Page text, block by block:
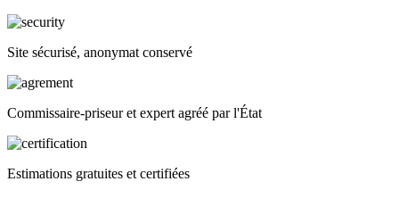
Site sécurisé, anonymat conservé
Commissaire-priseur et expert agréé par l'État
Estimations gratuites et certifiées